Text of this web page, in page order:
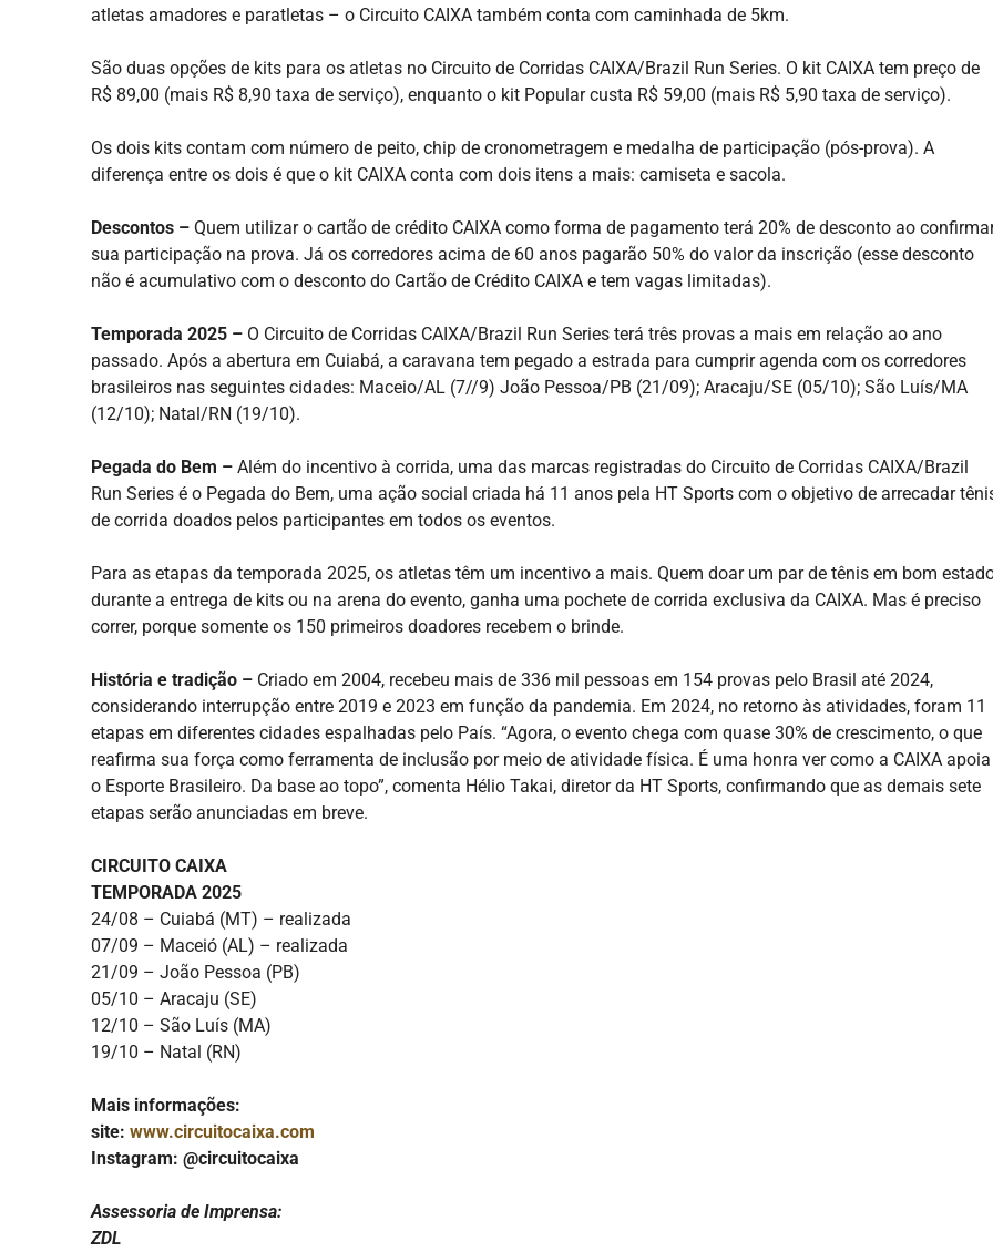
atletas amadores e paratletas – o Circuito CAIXA também conta com caminhada de 5km.
São duas opções de kits para os atletas no Circuito de Corridas CAIXA/Brazil Run Series. O kit CAIXA tem preço de
R$ 89,00 (mais R$ 8,90 taxa de serviço), enquanto o kit Popular custa R$ 59,00 (mais R$ 5,90 taxa de serviço).
Os dois kits contam com número de peito, chip de cronometragem e medalha de participação (pós-prova). A
diferença entre os dois é que o kit CAIXA conta com dois itens a mais: camiseta e sacola.
Descontos – Quem utilizar o cartão de crédito CAIXA como forma de pagamento terá 20% de desconto ao
sua participação na prova. Já os corredores acima de 60 anos pagarão 50% do valor da inscrição (esse desconto
não é acumulativo com o desconto do Cartão de Crédito CAIXA e tem vagas limitadas).
Temporada 2025 – O Circuito de Corridas CAIXA/Brazil Run Series terá três provas a mais em relação ao ano
passado. Após a abertura em Cuiabá, a caravana tem pegado a estrada para cumprir agenda com os corredores
brasileiros nas seguintes cidades: Maceio/AL (7//9) João Pessoa/PB (21/09); Aracaju/SE (05/10); São Luís/MA
(12/10); Natal/RN (19/10).
Pegada do Bem – Além do incentivo à corrida, uma das marcas registradas do Circuito de Corridas CAIXA/Brazil
Run Series é o Pegada do Bem, uma ação social criada há 11 anos pela HT Sports com o objetivo de arrecadar
de corrida doados pelos participantes em todos os eventos.
Para as etapas da temporada 2025, os atletas têm um incentivo a mais. Quem doar um par de tênis em bom
durante a entrega de kits ou na arena do evento, ganha uma pochete de corrida exclusiva da CAIXA. Mas é preciso
correr, porque somente os 150 primeiros doadores recebem o brinde.
História e tradição – Criado em 2004, recebeu mais de 336 mil pessoas em 154 provas pelo Brasil até 2024,
considerando interrupção entre 2019 e 2023 em função da pandemia. Em 2024, no retorno às atividades, foram 11
etapas em diferentes cidades espalhadas pelo País. “Agora, o evento chega com quase 30% de crescimento, o que
reafirma sua força como ferramenta de inclusão por meio de atividade física. É uma honra ver como a CAIXA apoia
o Esporte Brasileiro. Da base ao topo”, comenta Hélio Takai, diretor da HT Sports, confirmando que as demais sete
etapas serão anunciadas em breve.
CIRCUITO CAIXA
TEMPORADA 2025
24/08 – Cuiabá (MT) – realizada
07/09 – Maceió (AL) – realizada
21/09 – João Pessoa (PB)
05/10 – Aracaju (SE)
12/10 – São Luís (MA)
19/10 – Natal (RN)
Mais informações:
site: www.circuitocaixa.com
Instagram: @circuitocaixa
Assessoria de Imprensa:
ZDL